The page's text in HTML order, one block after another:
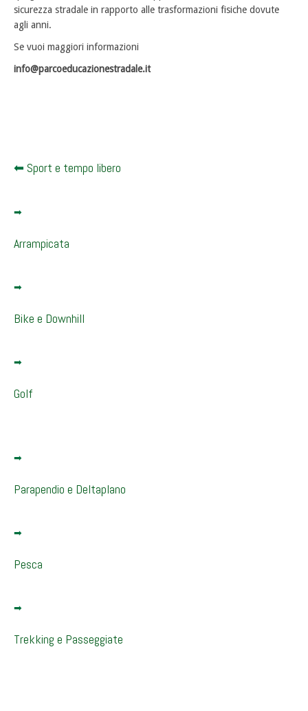
sicurezza stradale in rapporto alle trasformazioni fisiche dovute
agli anni.
Se vuoi maggiori informazioni
info@parcoeducazionestradale.it
Sport e tempo libero
Arrampicata
Bike e Downhill
Golf
Parapendio e Deltaplano
Pesca
Trekking e Passeggiate